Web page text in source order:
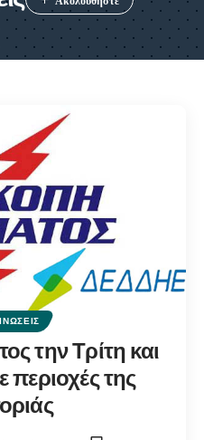
την Τρίτη και
περιοχές της